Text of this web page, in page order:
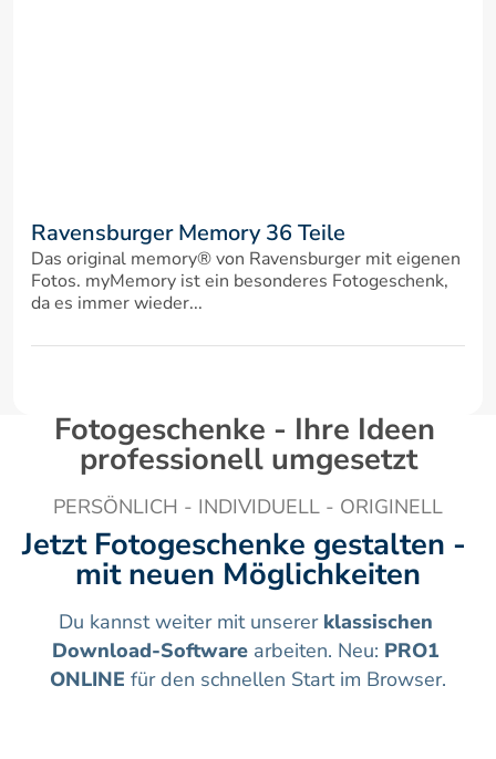
Ravensburger Memory 36 Teile
Das original memory® von Ravensburger mit eigenen
Fotos. myMemory ist ein besonderes Fotogeschenk,
da es immer wieder...
Fotogeschenke - Ihre Ideen
professionell umgesetzt
PERSÖNLICH - INDIVIDUELL - ORIGINELL
Jetzt Fotogeschenke gestalten -
mit neuen Möglichkeiten
Du kannst weiter mit unserer klassischen
Download-Software arbeiten. Neu: PRO1
ONLINE für den schnellen Start im Browser.